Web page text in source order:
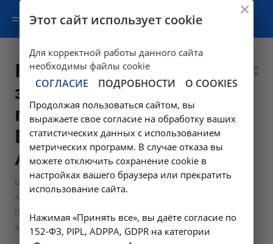
Прием врача-
эндокринолога
первичный -
B01.058.001 в
Ангарске
Цены в Ангарске —
Амбулаторно-поликлинические услуги в Ангарске
Прием врача-эндокринолога первичный - B01.058.001 в
Ангарске
Этот сайт использует cookie
Для корректной работы данного сайта
необходимы файлы cookie
СОГЛАСИЕ ПОДРОБНОСТИ О COOKIES
Продолжая пользоваться сайтом, вы
выражаете свое согласие на обработку ваших
статистических данных с использованием
метрических программ. В случае отказа вы
можете отключить сохранение cookie в
настройках вашего браузера или прекратить
использование сайта.
Нажимая «Принять все», вы даёте согласие по
152-ФЗ, PIPL, ADPPA, GDPR на категории